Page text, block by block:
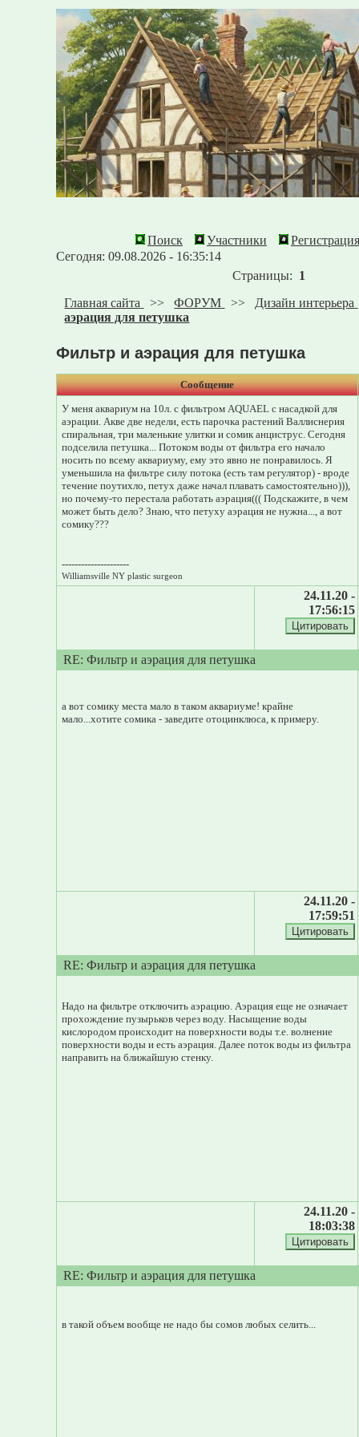
Поиск Участники
Регистрация
Сегодня: 09.08.2026 - 16:35:14
Страницы: 1
Главная сайта
>>ФОРУМ >> Дизайн интерьера
аэрация для петушка
Фильтр и аэрация для петушка
Сообщение
У меня аквариум на 10л. с фильтром AQUAEL с насадкой для
аэрации. Акве две недели, есть парочка растений Валлиснерия
спиральная, три маленькие улитки и сомик анциструс. Сегодня
подселила петушка... Потоком воды от фильтра его начало
носить по всему аквариуму, ему это явно не понравилось. Я
уменьшила на фильтре силу потока (есть там регулятор) - вроде
течение поутихло, петух даже начал плавать самостоятельно))),
но почему-то перестала работать аэрация((( Подскажите, в чем
может быть дело? Знаю, что петуху аэрация не нужна..., а вот
сомику???
---------------------
Williamsville NY plastic surgeon
24.11.20 -
17:56:15
RE: Фильтр и аэрация для петушка
а вот сомику места мало в таком аквариуме! крайне
мало...хотите сомика - заведите отоцинклюса, к примеру.
24.11.20 -
17:59:51
RE: Фильтр и аэрация для петушка
Надо на фильтре отключить аэрацию. Аэрация еще не означает
прохождение пузырьков через воду. Насыщение воды
кислородом происходит на поверхности воды т.е. волнение
поверхности воды и есть аэрация. Далее поток воды из фильтра
направить на ближайшую стенку.
24.11.20 -
18:03:38
RE: Фильтр и аэрация для петушка
в такой объем вообще не надо бы сомов любых селить...